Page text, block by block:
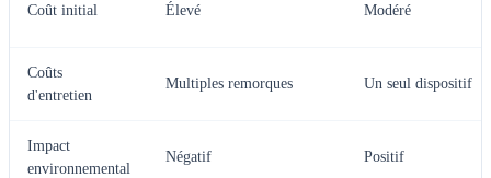
Coût initial Élevé Modéré
Coûts
d'entretien
Multiples remorques Un seul dispositif
Impact
environnemental
Négatif Positif